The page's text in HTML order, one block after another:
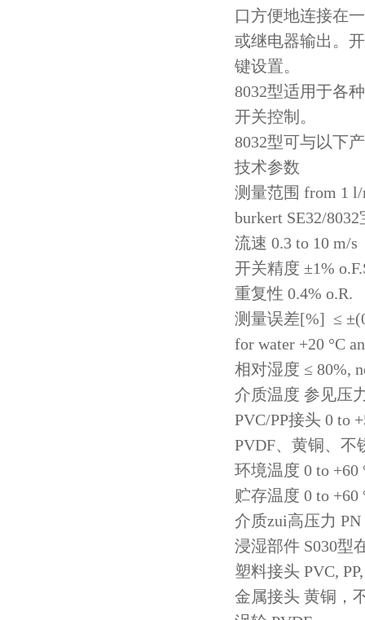
口方便地连接在
或继电器输出。
键设置。
8032型适用于各
开关控制。
8032型可与以下
技术参数
测量范围 from 1
burkert SE32/8032
流速 0.3 to 10 m/s
开关精度 ±1%
重复性 0.4% o.R.
测量误差[%] ≤
for water +20 °C
相对湿度 ≤ 80%,
介质温度 参见压
PVC/PP接头 0 to
PVDF、黄铜、不
环境温度 0 to +60
贮存温度 0 to +60
介质zui高压力
浸湿部件 S030型
塑料接头 PVC,
金属接头 黄铜，